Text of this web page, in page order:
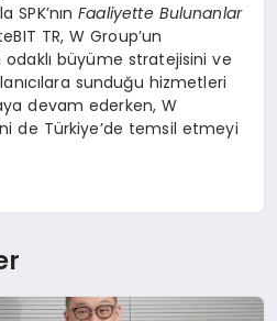
SPK’nınFaaliyette Bulunanlar
TR, W Group’un
büyüme stratejisini ve
sunduğu hizmetleri
devam ederken, W
de Türkiye’de temsil etmeyi